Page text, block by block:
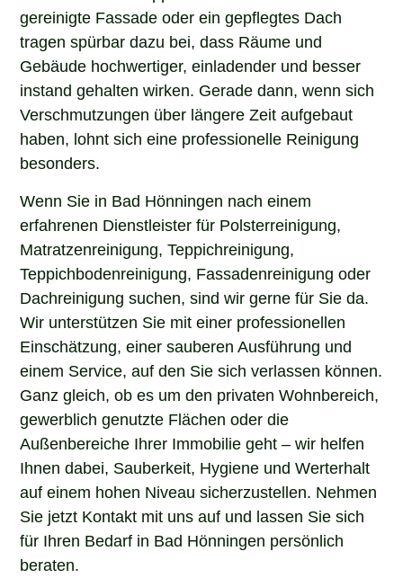
gereinigte Fassade oder ein gepflegtes Dach
tragen spürbar dazu bei, dass Räume und
Gebäude hochwertiger, einladender und besser
instand gehalten wirken. Gerade dann, wenn sich
Verschmutzungen über längere Zeit aufgebaut
haben, lohnt sich eine professionelle Reinigung
besonders.
Wenn Sie in Bad Hönningen nach einem
erfahrenen Dienstleister für Polsterreinigung,
Matratzenreinigung, Teppichreinigung,
Teppichbodenreinigung, Fassadenreinigung oder
Dachreinigung suchen, sind wir gerne für Sie da.
Wir unterstützen Sie mit einer professionellen
Einschätzung, einer sauberen Ausführung und
einem Service, auf den Sie sich verlassen können.
Ganz gleich, ob es um den privaten Wohnbereich,
gewerblich genutzte Flächen oder die
Außenbereiche Ihrer Immobilie geht – wir helfen
Ihnen dabei, Sauberkeit, Hygiene und Werterhalt
auf einem hohen Niveau sicherzustellen. Nehmen
Sie jetzt Kontakt mit uns auf und lassen Sie sich
für Ihren Bedarf in Bad Hönningen persönlich
beraten.